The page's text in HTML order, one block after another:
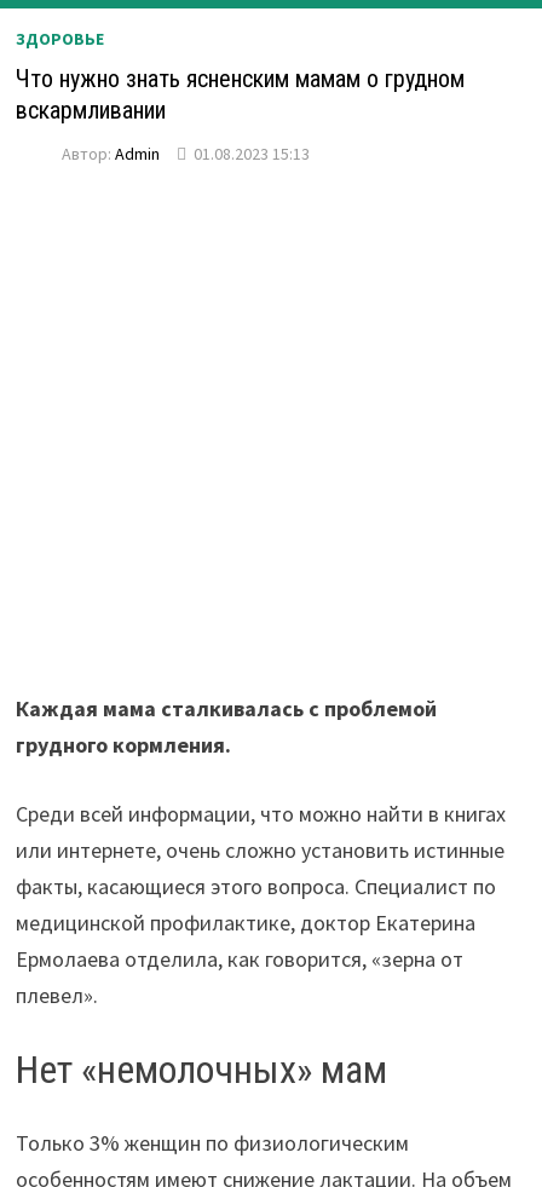
ЗДОРОВЬЕ
Что нужно знать ясненским мамам о грудном
вскармливании
Автор: Admin 01.08.2023 15:13
Каждая мама сталкивалась с проблемой
грудного кормления.
Среди всей информации, что можно найти в книгах
или интернете, очень сложно установить истинные
факты, касающиеся этого вопроса. Специалист по
медицинской профилактике, доктор Екатерина
Ермолаева отделила, как говорится, «зерна от
плевел».
Нет «немолочных» мам
Только 3% женщин по физиологическим
особенностям имеют снижение лактации. На объем